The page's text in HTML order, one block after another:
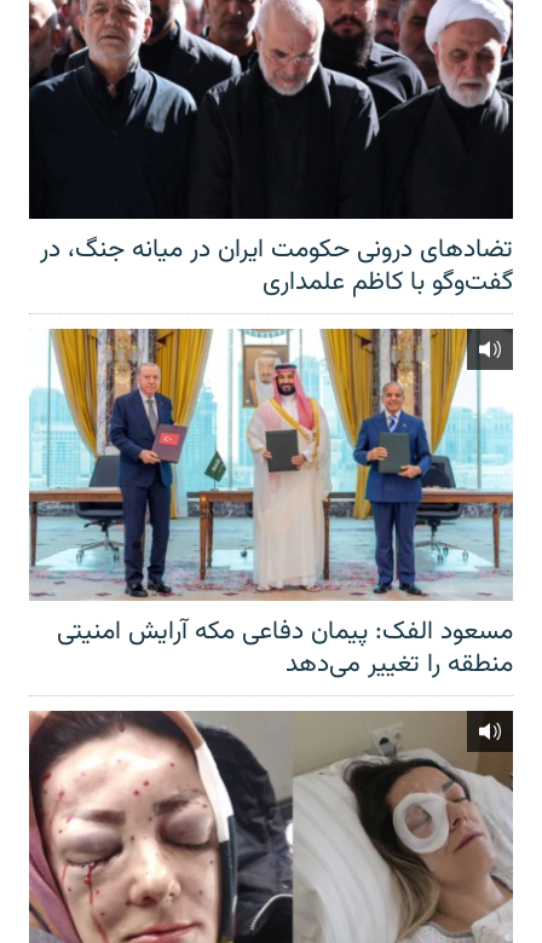
تضادهای درونی حکومت ایران در میانه جنگ، در
گفت‌‌وگو با کاظم علمداری
مسعود الفک: پیمان دفاعی مکه آرایش امنیتی
منطقه را تغییر می‌دهد